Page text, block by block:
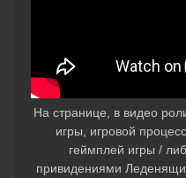
На странице, в видео
игры, игровой
геймплей игры /
привидениями